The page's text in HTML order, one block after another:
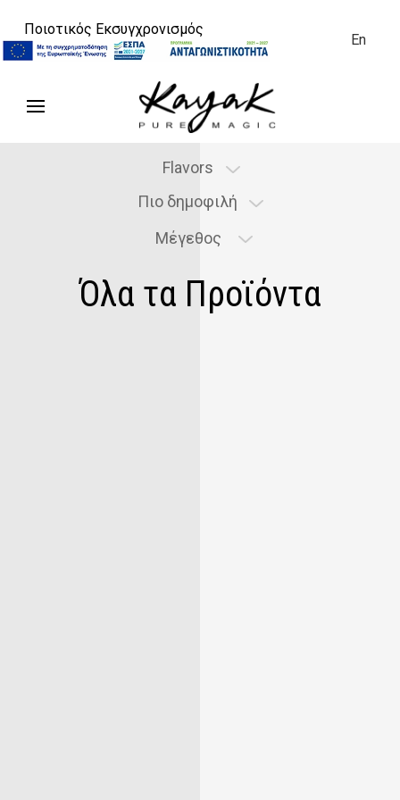
Ποιοτικός Εκσυγχρονισμός
En
Flavors
Flavors
Πιο δημοφιλή
Size
Μέγεθος
Όλα τα Προϊόντα